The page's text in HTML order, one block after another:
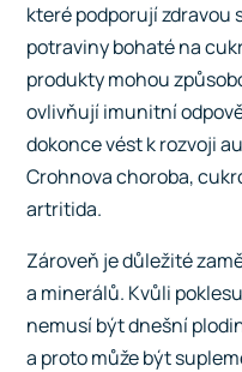
které podporují zdravou
potraviny bohaté na
produkty mohou
ovlivňují imunitní
dokonce vést k rozvoji
Crohnova choroba,
artritida.
Zároveň je důležité
a minerálů. Kvůli
nemusí být dnešní
a proto může být